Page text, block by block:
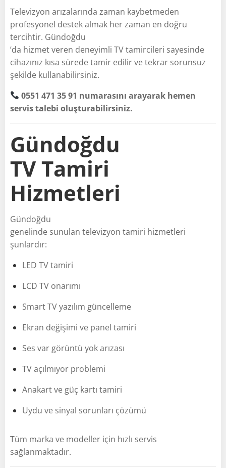
Televizyon arızalarında zaman kaybetmeden
profesyonel destek almak her zaman en doğru
tercihtir. Gündoğdu
’da hizmet veren deneyimli TV tamircileri sayesinde
cihazınız kısa sürede tamir edilir ve tekrar sorunsuz
şekilde kullanabilirsiniz.
0551 471 35 91 numarasını arayarak hemen
servis talebi oluşturabilirsiniz.
Gündoğdu
TV Tamiri
Hizmetleri
Gündoğdu
genelinde sunulan televizyon tamiri hizmetleri
şunlardır:
LED TV tamiri
LCD TV onarımı
Smart TV yazılım güncelleme
Ekran değişimi ve panel tamiri
Ses var görüntü yok arızası
TV açılmıyor problemi
Anakart ve güç kartı tamiri
Uydu ve sinyal sorunları çözümü
Tüm marka ve modeller için hızlı servis
sağlanmaktadır.